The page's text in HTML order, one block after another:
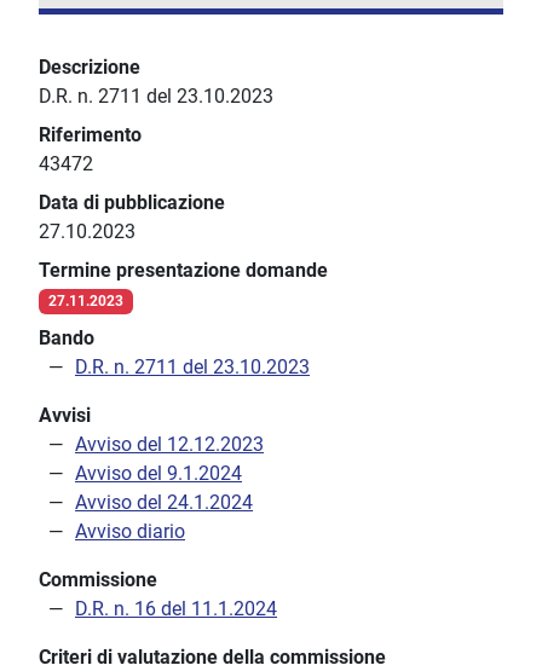
Descrizione
D.R. n. 2711 del 23.10.2023
Riferimento
43472
Data di pubblicazione
27.10.2023
Termine presentazione domande
27.11.2023
Bando
D.R. n. 2711 del 23.10.2023
Avvisi
Avviso del 12.12.2023
Avviso del 9.1.2024
Avviso del 24.1.2024
Avviso diario
Commissione
D.R. n. 16 del 11.1.2024
Criteri di valutazione della commissione